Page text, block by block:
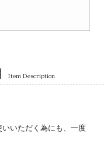
Item Description
いただく為にも、一度